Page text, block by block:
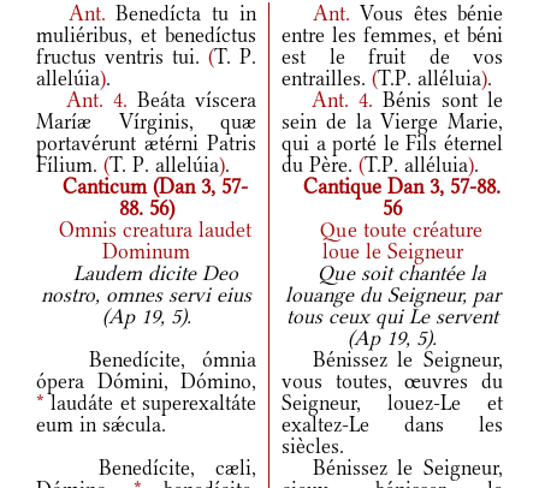
Ant.Benedícta tu in
muliéribus, et benedíctus
fructus ventris tui. (T. P.
allelúia).
Ant. Vous êtes bénie
entre les femmes, et béni
est le fruit de vos
entrailles. (T.P. alléluia).
Ant. 4. Beáta víscera
Maríæ Vírginis, quæ
portavérunt ætérni Patris
Fílium. (T. P. allelúia).
Ant.4. Bénis sont le
sein de la Vierge Marie,
qui a porté le Fils éternel
du Père. (T.P. alléluia).
Canticum (Dan 3, 57-
88. 56)
Cantique Dan 3, 57-88.
56
Omnis creatura laudet
Dominum
Que toute créature
loue le Seigneur
Laudem dicite Deo
nostro, omnes servi eius
(Ap 19, 5).
Que soit chantée la
louange du Seigneur, par
tous ceux qui Le servent
(Ap 19, 5).
Benedícite, ómnia
ópera Dómini, Dómino,
* laudáte et superexaltáte
eum in sǽcula.
Bénissez le Seigneur,
vous toutes, œuvres du
Seigneur, louez-Le et
exaltez-Le dans les
siècles.
Benedícite, cæli,
Bénissez le Seigneur,